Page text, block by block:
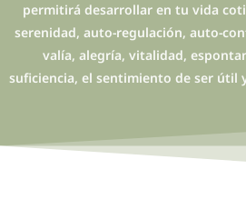
permitirá desarrollar en tu vida
serenidad, auto-regulación, auto-
valía, alegría, vitalidad,
suficiencia, el sentimiento de ser útil